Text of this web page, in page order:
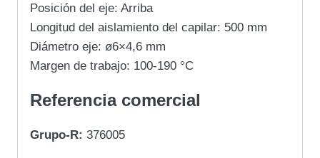
Posición del eje: Arriba
Longitud del aislamiento del capilar: 500 mm
Diámetro eje: ø6×4,6 mm
Margen de trabajo: 100-190 °C
Referencia comercial
Grupo-R: 376005